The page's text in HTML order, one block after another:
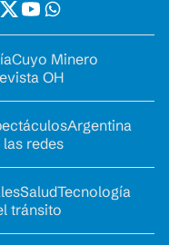
Cuyo Minero
OH
Argentina
las redes
SaludTecnología
tránsito